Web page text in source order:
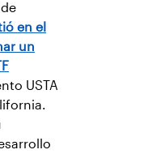
en el
un
USTA